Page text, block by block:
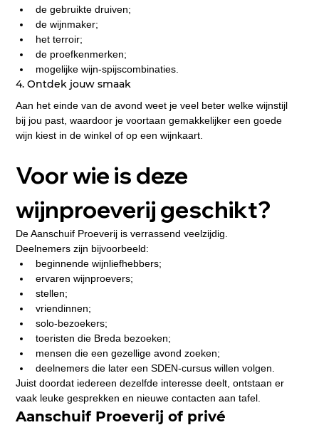
de gebruikte druiven;
de wijnmaker;
het terroir;
de proefkenmerken;
mogelijke wijn-spijscombinaties.
4. Ontdek jouw smaak
Aan het einde van de avond weet je veel beter welke wijnstijl
bij jou past, waardoor je voortaan gemakkelijker een goede
wijn kiest in de winkel of op een wijnkaart.
Voor wie is deze
wijnproeverij geschikt?
De Aanschuif Proeverij is verrassend veelzijdig.
Deelnemers zijn bijvoorbeeld:
beginnende wijnliefhebbers;
ervaren wijnproevers;
stellen;
vriendinnen;
solo-bezoekers;
toeristen die Breda bezoeken;
mensen die een gezellige avond zoeken;
deelnemers die later een SDEN-cursus willen volgen.
Juist doordat iedereen dezelfde interesse deelt, ontstaan er
vaak leuke gesprekken en nieuwe contacten aan tafel.
Aanschuif Proeverij of privé